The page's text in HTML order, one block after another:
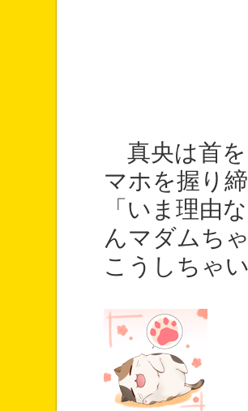
真央は首を
マホを握り
「いま理由
んマダムち
こうしちゃ